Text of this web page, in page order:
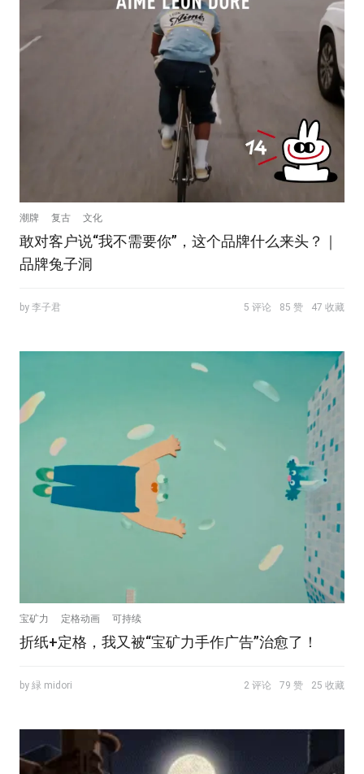
潮牌 复古 文化
敢对客户说“我不需要你”，这个品牌什么来头？｜
品牌兔子洞
by 李子君 5 评论 85 赞 47 收藏
宝矿力 定格动画 可持续
折纸+定格，我又被“宝矿力手作广告”治愈了！
by 緑 midori 2 评论 79 赞 25 收藏